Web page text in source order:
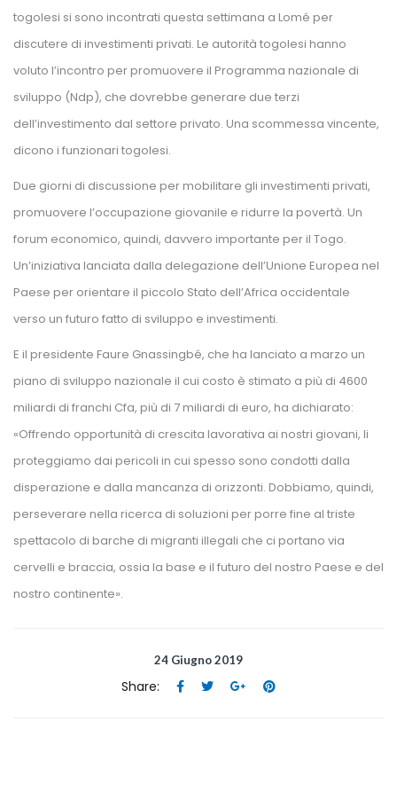
togolesi si sono incontrati questa settimana a Lomé per
discutere di investimenti privati. Le autorità togolesi hanno
voluto l’incontro per promuovere il Programma nazionale di
viluppo (Ndp), che dovrebbe generare due terzi
dell’investimento dal settore privato. Una scommessa vincente,
dicono i funzionari togolesi.
Due giorni di discussione per mobilitare gli investimenti privati,
promuovere l’occupazione giovanile e ridurre la povertà. Un
forum economico, quindi, davvero importante per il Togo.
Un’iniziativa lanciata dalla delegazione dell’Unione Europea nel
Paese per orientare il piccolo Stato dell’Africa occidentale
verso un futuro fatto di sviluppo e investimenti.
E il presidente Faure Gnassingbé, che ha lanciato a marzo un
piano di sviluppo nazionale il cui costo è stimato a più di 4600
miliardi di franchi Cfa, più di 7 miliardi di euro, ha dichiarato:
«Offrendo opportunità di crescita lavorativa ai nostri giovani, li
proteggiamo dai pericoli in cui spesso sono condotti dalla
disperazione e dalla mancanza di orizzonti. Dobbiamo, quindi,
perseverare nella ricerca di soluzioni per porre fine al triste
pettacolo di barche di migranti illegali che ci portano via
cervelli e braccia, ossia la base e il futuro del nostro Paese e del
nostro continente».
24 Giugno 2019
Share: